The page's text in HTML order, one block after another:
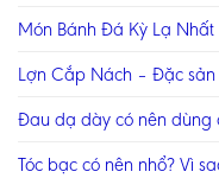
Món Bánh Đá Kỳ Lạ
Lợn Cắp Nách – Đặc
Đau dạ dày có nên dùng
Tóc bạc có nên nhổ? Vì